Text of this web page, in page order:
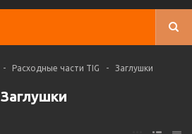
- Расходные части TIG - Заглушки
Заглушки